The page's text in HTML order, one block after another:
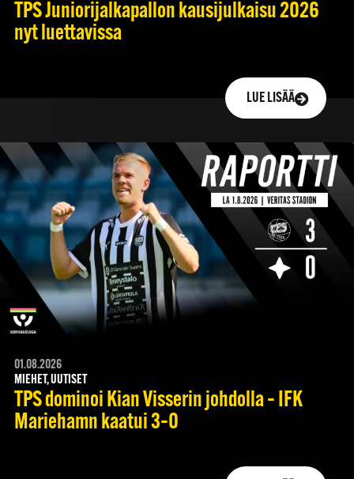
TPS Juniorijalkapallon kausijulkaisu 2026
nyt luettavissa
LUE LISÄÄ
01.08.2026
MIEHET, UUTISET
TPS dominoi Kian Visserin johdolla – IFK
Mariehamn kaatui 3–0